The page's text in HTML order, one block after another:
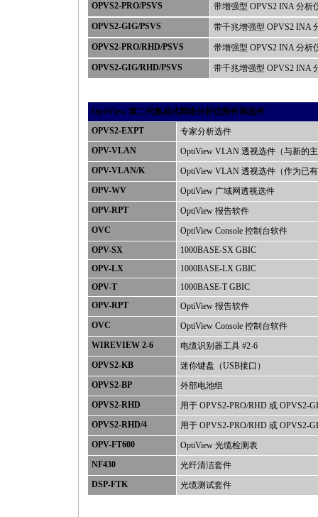
OPVS2-PRO/PSVS
带增强型 OPVS2 INA 分析
OPVS2-GIG/PSVS
带千兆增强型 OPVS2 INA
OPVS2-PRO/RHD/PSVS
带增强型 OPVS2 INA 分析
OPVS2-GIG/RHD/PSVS
带千兆增强型 OPVS2 INA
OptiView 第二代集成式网络分析仪附件和选件
OPVS2-EXPT
专家分析选件
OPV-VLAN
OptiView VLAN 透视选件（与新的
OPV-VLAN/K
OptiView VLAN 透视选件（作为已
OPV-WV
OptiView 广域网透视选件
OPV-RPT
OptiView 报告软件
OVC
OptiView Console 控制台软件
OPV-SX
1000BASE-SX GBIC
OPV-LX
1000BASE-LX GBIC
OPV-T
1000BASE-T GBIC
OPV-RPT
OptiView 报告软件
OVC
OptiView Console 控制台软件
WIREVIEW 2-6
电缆识别器工具 #2-6
OPVS2-KB
迷你键盘（USB接口）
OPVS2-BP
外部电池组
OPVS2-RHD
用于 OPVS2-PRO/RHD 或 OPVS2-
OPVS2-RHD/4
用于 OPVS2-PRO/RHD 或 OPVS2-
OPV-FT600
OptiView 光缆检测表
NF430
光纤清洁套件
DSP-FTK
光缆测试套件